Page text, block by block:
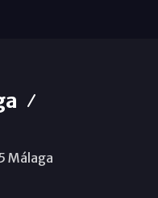
Málaga